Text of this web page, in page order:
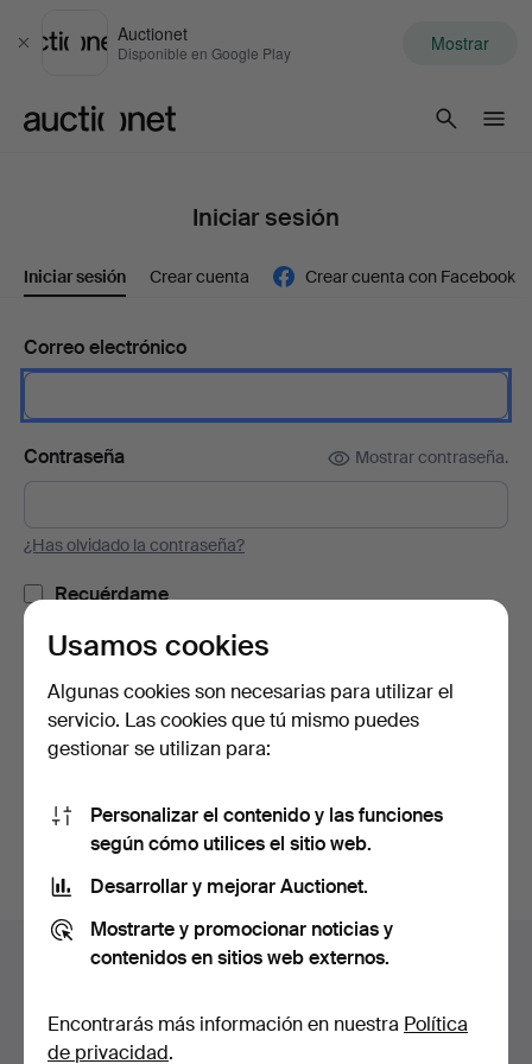
Cerrar
Auctionet
Disponible en Google Play Mostrar
Iniciar sesión
Iniciar sesión Crear cuenta Crear cuenta con Facebook
Correo electrónico
Contraseña Mostrar contraseña.
¿Has olvidado la contraseña?
Recuérdame
o iniciar sesión a través de Facebook
Navegación
pie
Ayuda y contacto
Todas las casas de subastas
Usamos cookies
Algunas cookies son necesarias para utilizar el
servicio. Las cookies que tú mismo puedes
gestionar se utilizan para:
Personalizar el contenido y las funciones
según cómo utilices el sitio web.
Desarrollar y mejorar Auctionet.
Mostrarte y promocionar noticias y
contenidos en sitios web externos.
Encontrarás más información en nuestra Política
de privacidad.